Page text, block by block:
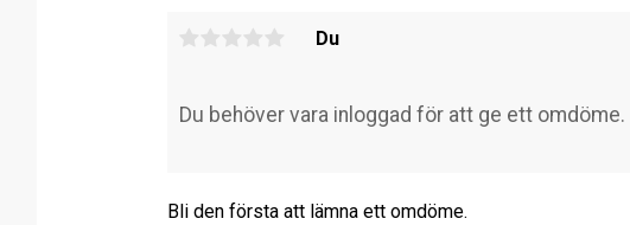
Du
Bli den första att lämna ett omdöme.